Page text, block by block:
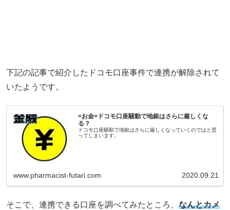
下記の記事で紹介したドコモ口座事件で連携が解除されて
いたようです。
<お金>ドコモ口座騒動で地銀はさらに厳しくな
る？
ドコモ口座騒動で地銀はさらに厳しくなっていくのではと思
ってしまいます。
www.pharmacist-futari.com 2020.09.21
そこで、連携できる口座を調べてみたところ、 なんとカメ